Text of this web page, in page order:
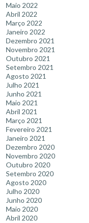
Maio 2022
Abril 2022
Março 2022
Janeiro 2022
Dezembro 2021
Novembro 2021
Outubro 2021
Setembro 2021
Agosto 2021
Julho 2021
Junho 2021
Maio 2021
Abril 2021
Março 2021
Fevereiro 2021
Janeiro 2021
Dezembro 2020
Novembro 2020
Outubro 2020
Setembro 2020
Agosto 2020
Julho 2020
Junho 2020
Maio 2020
Abril 2020